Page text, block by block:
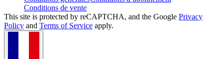
Conditions de vente
This site is protected by reCAPTCHA, and the Google Privacy
Policy and Terms of Service apply.